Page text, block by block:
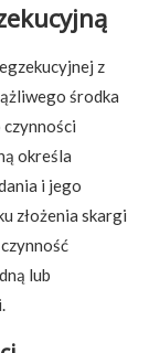
z
środka
określa
i jego
złożenia skargi
lub